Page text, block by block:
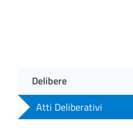
Delibere
Atti Deliberativi